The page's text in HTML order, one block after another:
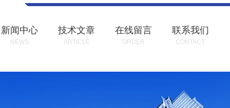
新闻中心
NEWS
技术文章
ARTICLE
在线留言
ORDER
联系我们
CONTACT